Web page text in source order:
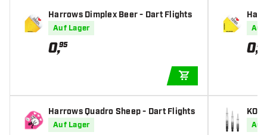
Harrows Dimplex Beer - Dart Flights
Auf Lager
0,95
Harrows Quadro Sheep - Dart Flights
Auf Lager
Auf
0,95
art
Auf